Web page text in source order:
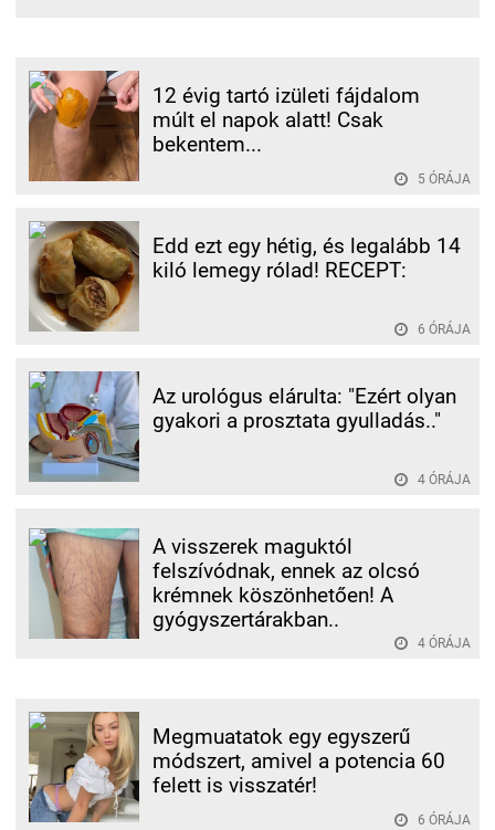
12 évig tartó izületi fájdalom
múlt el napok alatt! Csak
bekentem...
5 ÓRÁJA
Edd ezt egy hétig, és legalább 14
kiló lemegy rólad! RECEPT:
6 ÓRÁJA
Az urológus elárulta: "Ezért olyan
gyakori a prosztata gyulladás.."
4 ÓRÁJA
A visszerek maguktól
felszívódnak, ennek az olcsó
krémnek köszönhetően! A
gyógyszertárakban..
4 ÓRÁJA
Megmuatatok egy egyszerű
módszert, amivel a potencia 60
felett is visszatér!
6 ÓRÁJA